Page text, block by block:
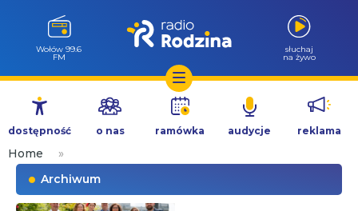
Przejdź
treści
Wołów 99.6
FM
słuchaj
na żywo
dostępność o nas ramówka audycje reklama
Home
»
Archiwum